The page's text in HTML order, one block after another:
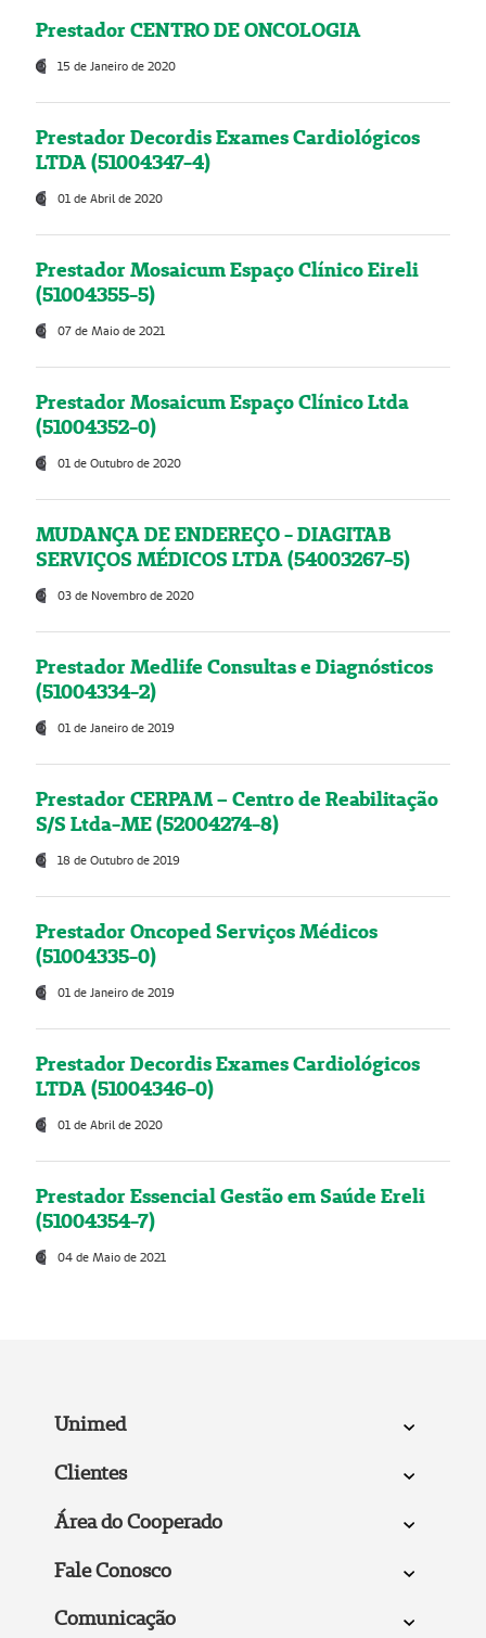
Prestador CENTRO DE ONCOLOGIA
15 de Janeiro de 2020
Prestador Decordis Exames Cardiológicos
LTDA (51004347-4)
01 de Abril de 2020
Prestador Mosaicum Espaço Clínico Eireli
(51004355-5)
07 de Maio de 2021
Prestador Mosaicum Espaço Clínico Ltda
(51004352-0)
01 de Outubro de 2020
MUDANÇA DE ENDEREÇO - DIAGITAB
SERVIÇOS MÉDICOS LTDA (54003267-5)
03 de Novembro de 2020
Prestador Medlife Consultas e Diagnósticos
(51004334-2)
01 de Janeiro de 2019
Prestador CERPAM – Centro de Reabilitação
S/S Ltda-ME (52004274-8)
18 de Outubro de 2019
Prestador Oncoped Serviços Médicos
(51004335-0)
01 de Janeiro de 2019
Prestador Decordis Exames Cardiológicos
LTDA (51004346-0)
01 de Abril de 2020
Prestador Essencial Gestão em Saúde Ereli
(51004354-7)
04 de Maio de 2021
Unimed
Clientes
Área do Cooperado
Fale Conosco
Comunicação